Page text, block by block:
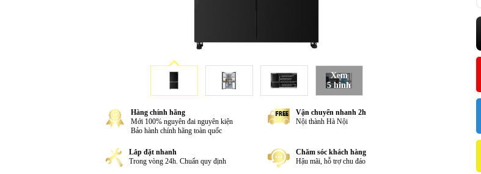
Xem
5 hình
Hàng chính hãng
Mới 100% nguyên đai nguyên kiện
Bảo hành chính hãng toàn quốc
Vận chuyển nhanh 2h
Nội thành Hà Nội
Lắp đặt nhanh
Trong vòng 24h. Chuẩn quy định
Chăm sóc khách hàng
Hậu mãi, hỗ trợ chu đáo